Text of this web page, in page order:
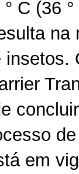
° C (36
na
em